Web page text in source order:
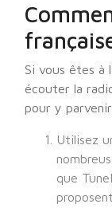
Si vous êtes à
écouter la
pour y
Utilisez
que